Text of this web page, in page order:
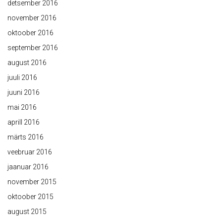
detsember 2016
november 2016
oktoober 2016
september 2016
august 2016
juuli 2016
juuni 2016
mai 2016
aprill 2016
märts 2016
veebruar 2016
jaanuar 2016
november 2015
oktoober 2015
august 2015